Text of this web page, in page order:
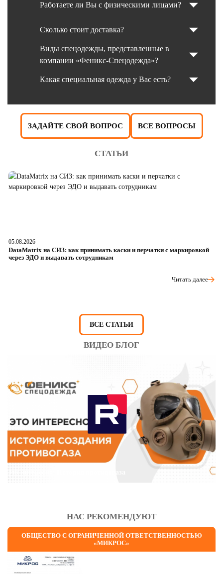
Работаете ли Вы с физическими лицами?
Сколько стоит доставка?
Виды спецодежды, представленные в
компании «Феникс-Спецодежда»?
Какая специальная одежда у Вас есть?
ЗАДАЙТЕ СВОЙ ВОПРОС ВСЕ ВОПРОСЫ
СТАТЬИ
05.08.2026
DataMatrix на СИЗ: как принимать каски и перчатки с маркировкой
через ЭДО и выдавать сотрудникам
Читать далее
ВСЕ СТАТЬИ
ВИДЕО БЛОГ
НАС РЕКОМЕНДУЮТ
ОБЩЕСТВО С ОГРАНИЧЕННОЙ ОТВЕТСТВЕННОСТЬЮ
«МИКРОС»